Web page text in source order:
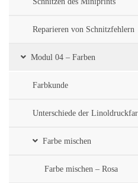
Reparieren von Schnitzfehlern
Modul 04 – Farben
Farbkunde
Unterschiede der
Farbe mischen
Farbe mischen – Rosa